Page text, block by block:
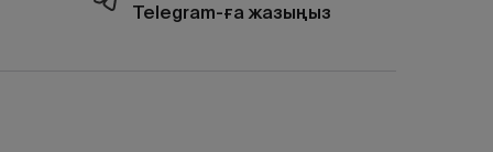
Telegram-ға жазыңыз